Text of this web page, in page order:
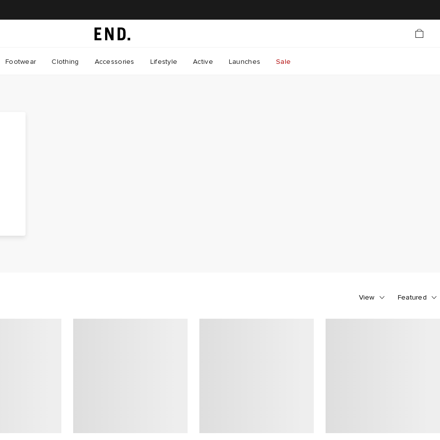
Footwear Clothing Accessories Lifestyle Active Launches Sale
View Featured